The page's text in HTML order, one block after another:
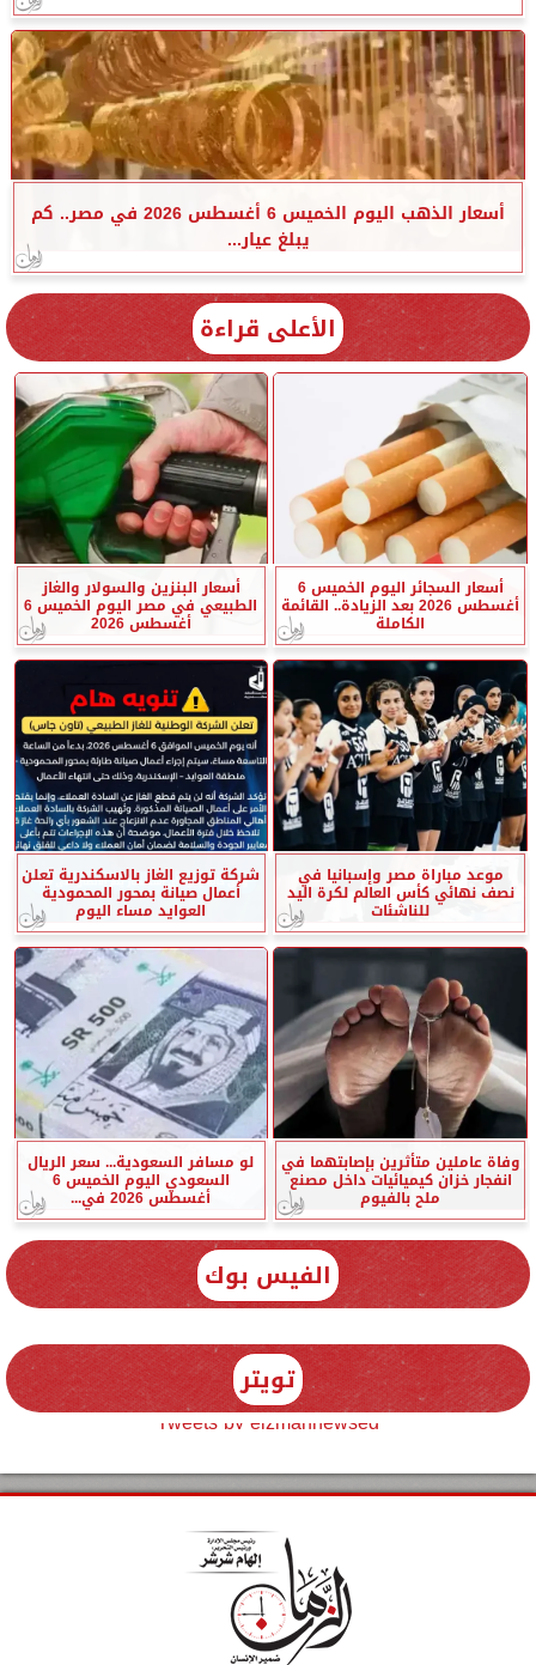
أسعار الذهب اليوم الخميس 6 أغسطس 2026 في مصر.. كم
يبلغ عيار...
الأعلى قراءة
أسعار السجائر اليوم الخميس 6
أغسطس 2026 بعد الزيادة.. القائمة
الكاملة
أسعار البنزين والسولار والغاز
الطبيعي في مصر اليوم الخميس 6
أغسطس 2026
موعد مباراة مصر وإسبانيا في
نصف نهائي كأس العالم لكرة اليد
للناشئات
شركة توزيع الغاز بالاسكندرية تعلن
أعمال صيانة بمحور المحمودية
العوايد مساء اليوم
وفاة عاملين متأثرين بإصابتهما في
انفجار خزان كيميائيات داخل مصنع
ملح بالفيوم
لو مسافر السعودية... سعر الريال
السعودي اليوم الخميس 6
أغسطس 2026 في...
الفيس بوك
تويتر
Tweets by elzmannewseg